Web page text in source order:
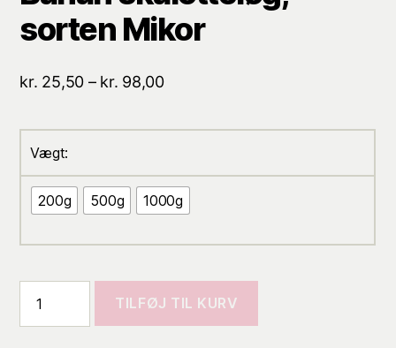
sorten Mikor
kr. 25,50 – kr. 98,00Prisinterval:
til
Vægt:
200g 500g 1000g
TILFØJ TIL KURV